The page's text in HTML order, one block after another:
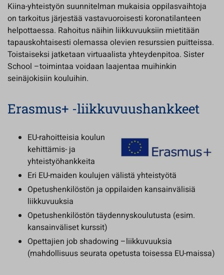
Kiina-yhteistyön suunnitelman mukaisia oppilasvaihtoja
on tarkoitus järjestää vastavuoroisesti koronatilanteen
helpottaessa. Rahoitus näihin liikkuvuuksiin mietitään
tapauskohtaisesti olemassa olevien resurssien puitteissa.
Toistaiseksi jatketaan virtuaalista yhteydenpitoa. Sister
School –toimintaa voidaan laajentaa muihinkin
seinäjokisiin kouluihin.
Erasmus+ -liikkuvuushankkeet
EU-rahoitteisia koulun
kehittämis- ja
yhteistyöhankkeita
Eri EU-maiden koulujen välistä yhteistyötä
Opetushenkilöstön ja oppilaiden kansainvälisiä
liikkuvuuksia
Opetushenkilöstön täydennyskoulutusta (esim.
kansainväliset kurssit)
Opettajien job shadowing –liikkuvuuksia
(mahdollisuus seurata opetusta toisessa EU-maissa)